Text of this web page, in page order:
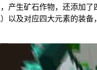
产生矿石作物，还添加了
以及对应四大元素的装备